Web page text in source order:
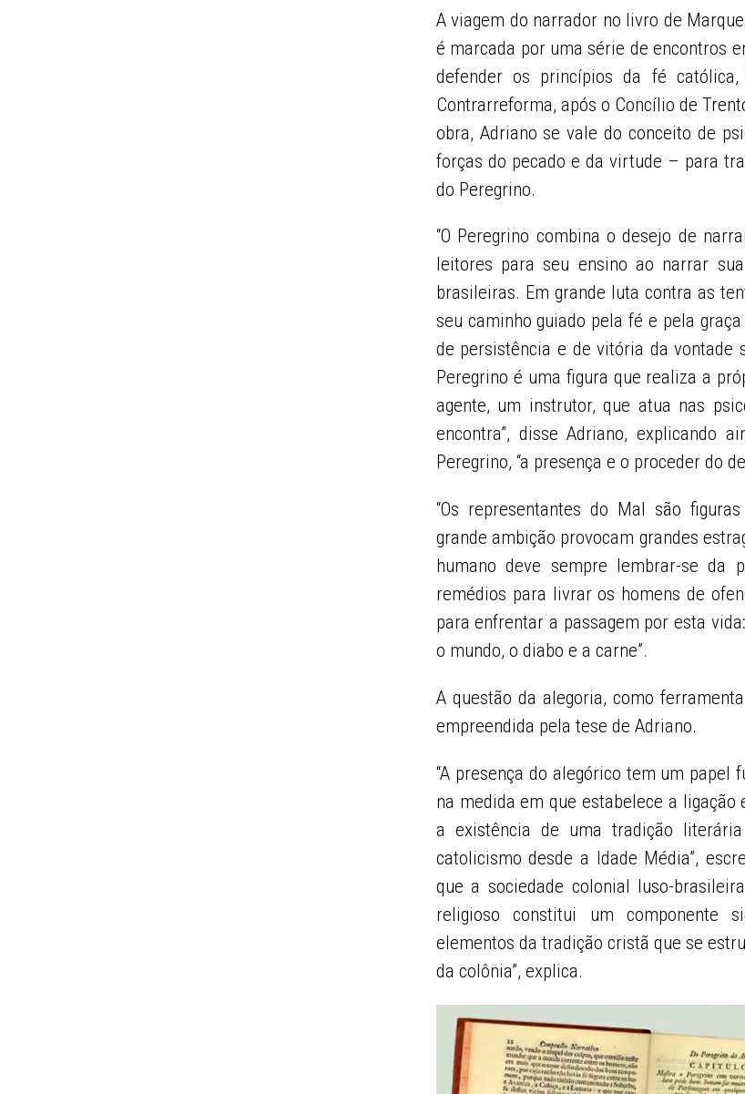
A viagem do narrador no livro de
é marcada por uma série de encontros
defender os princípios da fé
Contrarreforma, após o Concílio de
obra, Adriano se vale do conceito de
forças do pecado e da virtude – para
do Peregrino.
“O Peregrino combina o desejo de
leitores para seu ensino ao narrar
brasileiras. Em grande luta contra as
seu caminho guiado pela fé e pela
de persistência e de vitória da vontade
Peregrino é uma figura que realiza a
agente, um instrutor, que atua nas
encontra”, disse Adriano, explicando
Peregrino, “a presença e o proceder do
“Os representantes do Mal são
grande ambição provocam grandes
humano deve sempre lembrar-se da
remédios para livrar os homens de
para enfrentar a passagem por esta
o mundo, o diabo e a carne”.
A questão da alegoria, como
empreendida pela tese de Adriano.
“A presença do alegórico tem um papel
na medida em que estabelece a
a existência de uma tradição
catolicismo desde a Idade Média”,
que a sociedade colonial luso-
religioso constitui um componente
elementos da tradição cristã que se
da colônia”, explica.